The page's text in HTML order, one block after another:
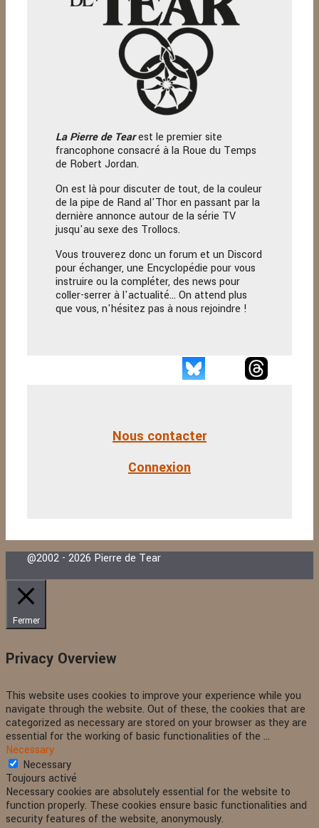
La Pierrede Tearest le premier site
francophone consacré à la Roue du Temps
de Robert Jordan.
On est là pour discuter de tout, de la couleur
de la pipe de Rand al'Thor en passant par la
dernière annonce autour de la série TV
jusqu'au sexe des Trollocs.
Vous trouverez donc un forum et un Discord
pour échanger, une Encyclopédie pour vous
instruire ou la compléter, des news pour
coller-serrer à l'actualité… On attend plus
que vous, n'hésitez pas à nous rejoindre !
Nous contacter
Connexion
@2002 - 2026 Pierre de Tear
Fermer
Privacy Overview
This website uses cookies to improve your experience while you
navigate through the website. Out of these, the cookies that are
categorized as necessary are stored on your browser as they are
essential for the working of basic functionalities of the ...
Necessary
Necessary
Toujours activé
Necessary cookies are absolutely essential for the website to
function properly. These cookies ensure basic functionalities and
security features of the website, anonymously.